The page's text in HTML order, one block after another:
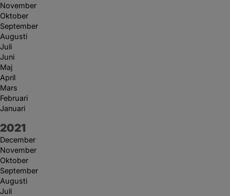
November
Oktober
September
Augusti
Juli
Juni
Maj
April
Mars
Februari
Januari
År:
2021
December
November
Oktober
September
Augusti
Juli